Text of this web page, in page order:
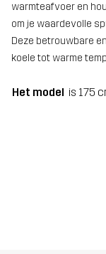
warmteafvoer en
om je waardevolle
Deze betrouwbare
koele tot warme
Het model is 175